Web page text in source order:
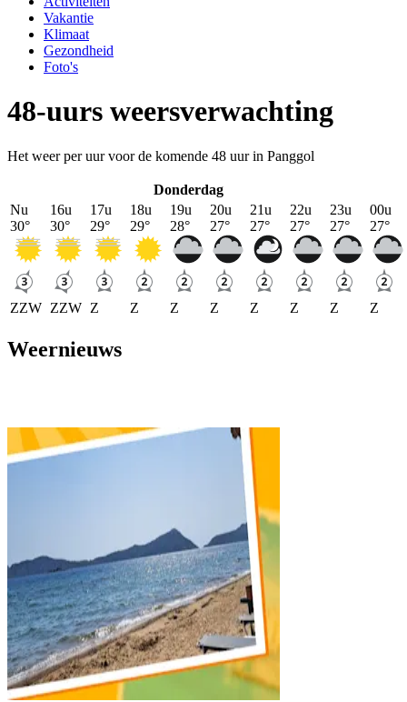
Vakantie
Klimaat
Gezondheid
Foto's
48-uurs weersverwachting
Het weer per uur voor de komende 48 uur in Panggol
Donderdag
Nu
30°
ZZW
16u
30°
ZZW
17u
29°
Z
18u
29°
Z
19u
28°
Z
20u
27°
Z
21u
27°
Z
22u
27°
Z
23u
27°
Z
00u
27°
Z
Weernieuws